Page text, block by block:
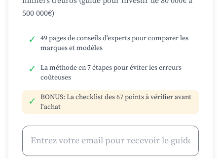
500 000€)
✓
49 pages de conseils d'experts pour comparer les
marques et modèles
✓
La méthode en 7 étapes pour éviter les erreurs
coûteuses
✓
BONUS: La checklist des 67 points à vérifier avant
l'achat